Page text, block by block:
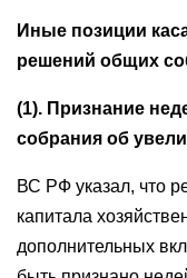
Иные позиции
решений общих
(1). Признание
собрания об
ВС РФ указал, что
капитала
дополнительных